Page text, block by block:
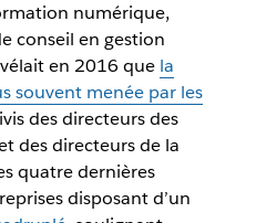
numérique,
conseil en gestion
en 2016 que la
souvent menée par les
des directeurs des
des directeurs de la
quatre dernières
disposant d’un